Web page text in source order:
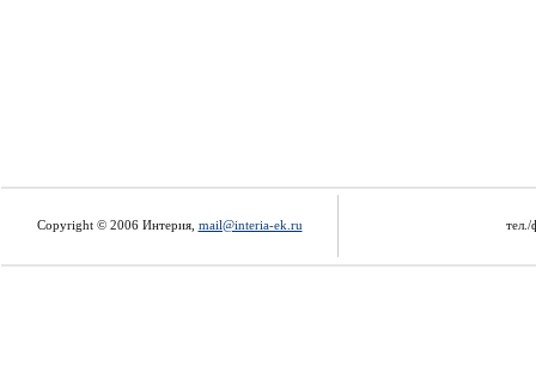
Copyright © 2006 Интерия, mail@interia-ek.ru